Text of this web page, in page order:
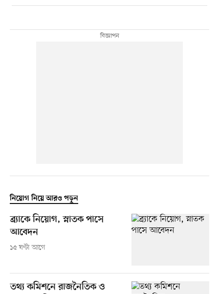
নিয়োগ নিয়ে আরও পড়ুন
ব্র্যাকে নিয়োগ, স্নাতক পাসে
আবেদন
১৫ ঘণ্টা আগে
তথ্য কমিশনে রাজনৈতিক ও